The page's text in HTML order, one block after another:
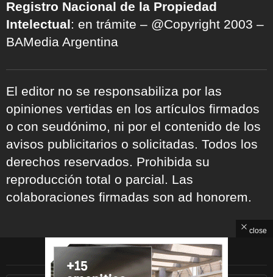
Registro Nacional de la Propiedad
Intelectual: en trámite – @Copyright 2003 –
BAMedia Argentina
El editor no se responsabiliza por las
opiniones vertidas en los artículos firmados
o con seudónimo, ni por el contenido de los
avisos publicitarios o solicitadas. Todos los
derechos reservados. Prohibida su
reproducción total o parcial. Las
colaboraciones firmadas son ad honorem.
ARCHIVOS
close